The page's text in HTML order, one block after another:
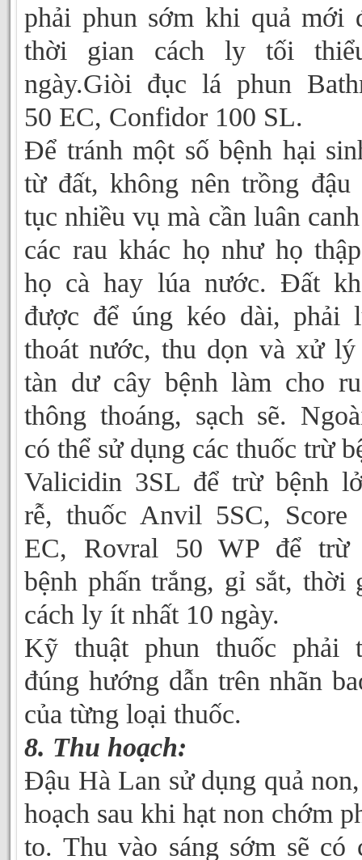
phải phun sớm khi quả mới
thời gian cách ly tối
ngày.Giòi đục lá phun
50 EC, Confidor 100 SL.
Để tránh một số bệnh hại
từ đất, không nên trồng đậu
tục nhiều vụ mà cần luân
các rau khác họ như họ
họ cà hay lúa nước. Đất
được để úng kéo dài, phải
thoát nước, thu dọn và xử lý
tàn dư cây bệnh làm cho
thông thoáng, sạch sẽ.
có thể sử dụng các thuốc trừ
Valicidin 3SL để trừ bệnh
rễ, thuốc Anvil 5SC, Score
EC, Rovral 50 WP để trừ
bệnh phấn trắng, gỉ sắt, thời
cách ly ít nhất 10 ngày.
Kỹ thuật phun thuốc phải
đúng hướng dẫn trên nhãn
của từng loại thuốc.
8. Thu hoạch:
Đậu Hà Lan sử dụng quả
hoạch sau khi hạt non chớm
to. Thu vào sáng sớm sẽ có